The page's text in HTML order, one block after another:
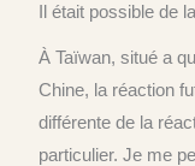
Il était possible de
À Taïwan, situé a
Chine, la réaction
différente de la
particulier. Je me